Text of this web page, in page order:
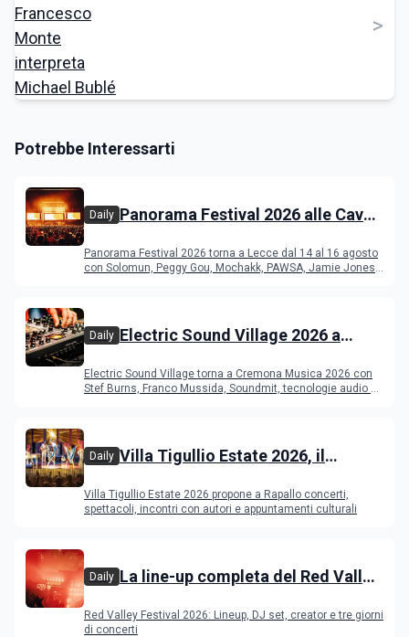
>
Potrebbe Interessarti
Daily Panorama Festival 2026 alle Cave
programma
Panorama Festival 2026 torna a Lecce dal 14 al 16 agosto
con Solomun, Peggy Gou, Mochakk, PAWSA, Jamie Jones
Daily Electric Sound Village 2026 a
Young Band Contest, il programma
Electric Sound Village torna a Cremona Musica 2026 con
Stef Burns, Franco Mussida, Soundmit, tecnologie audio e
Daily Villa Tigullio Estate 2026, il
Villa Tigullio Estate 2026 propone a Rapallo concerti,
spettacoli, incontri con autori e appuntamenti culturali
Daily La line-up completa del Red Valley
Red Valley Festival 2026: Lineup, DJ set, creator e tre giorni
di concerti